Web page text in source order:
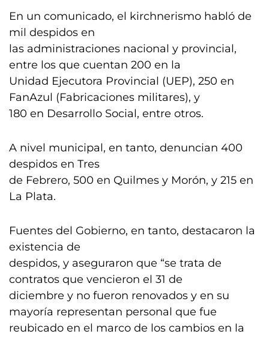
En un comunicado, el kirchnerismo habló de
mil despidos en
las administraciones nacional y provincial,
entre los que cuentan 200 en la
Unidad Ejecutora Provincial (UEP), 250 en
FanAzul (Fabricaciones militares), y
180 en Desarrollo Social, entre otros.
A nivel municipal, en tanto, denuncian 400
despidos en Tres
de Febrero, 500 en Quilmes y Morón, y 215 en
La Plata.
Fuentes del Gobierno, en tanto, destacaron la
existencia de
despidos, y aseguraron que “se trata de
contratos que vencieron el 31 de
diciembre y no fueron renovados y en su
mayoría representan personal que fue
reubicado en el marco de los cambios en la